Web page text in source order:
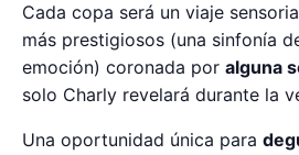
Cada copa será un viaje
más prestigiosos (una sinfonía
emoción) coronada por alguna
solo Charly revelará durante la
Una oportunidad única para